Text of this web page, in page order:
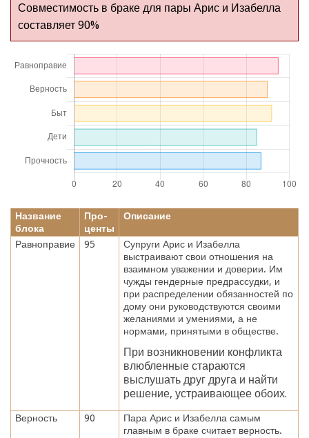
Совместимость в браке для пары Арис и Изабелла
составляет 90%
Название
блока
Про-
центы
Описание
Равноправие 95
Супруги Арис и Изабелла
выстраивают свои отношения на
взаимном уважении и доверии. Им
чужды гендерные предрассудки, и
при распределении обязанностей по
дому они руководствуются своими
желаниями и умениями, а не
нормами, принятыми в обществе.
При возникновении конфликта
влюбленные стараются
выслушать друг друга и найти
решение, устраивающее обоих.
Верность 90
Пара Арис и Изабелла самым
главным в браке считает верность.